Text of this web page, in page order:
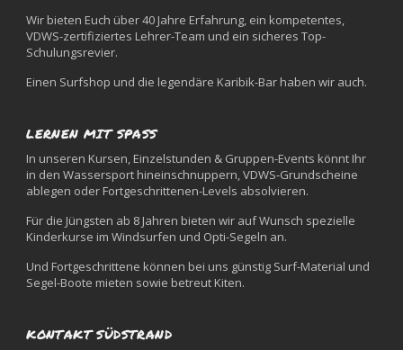
Wir bieten Euch über 40 Jahre Erfahrung, ein kompetentes,
VDWS-zertifiziertes Lehrer-Team und ein sicheres Top-
Schulungsrevier.
Einen Surfshop und die legendäre Karibik-Bar haben wir auch.
LERNEN MIT SPASS
In unseren Kursen, Einzelstunden & Gruppen-Events könnt Ihr
in den Wassersport hineinschnuppern, VDWS-Grundscheine
ablegen oder Fortgeschrittenen-Levels absolvieren.
Für die Jüngsten ab 8 Jahren bieten wir auf Wunsch spezielle
Kinderkurse im Windsurfen und Opti-Segeln an.
Und Fortgeschrittene können bei uns günstig Surf-Material und
Segel-Boote mieten sowie betreut Kiten.
KONTAKT SÜDSTRAND